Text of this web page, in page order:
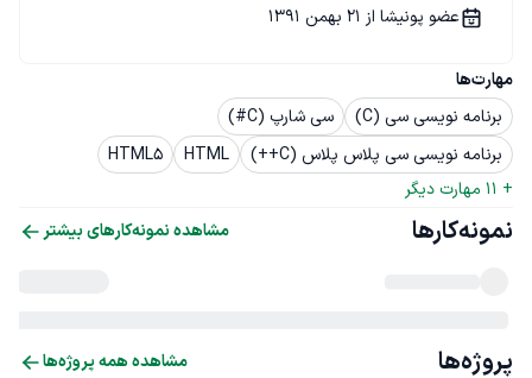
مهارت‌ها
برنامه نویسی سی (C)
سی شارپ (C#)
برنامه نویسی سی پلاس پلاس (C++)
HTML
HTML5
+
11 مهارت دیگر
عضو پونیشا از 21 بهمن 1391
نمونه‌کارها مشاهده نمونه‌کارهای بیشتر
پروژه‌ها مشاهده همه پروژه‌ها